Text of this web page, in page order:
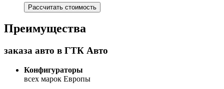
Рассчитать стоимость
Преимущества
заказа авто в ГТК Авто
Конфигураторы
всех марок Европы